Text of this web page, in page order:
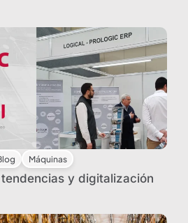
Máquinas
tendencias y digitalización